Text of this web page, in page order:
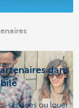
dans
services ou louer